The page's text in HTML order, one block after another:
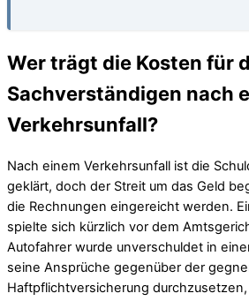
Wer trägt die Kosten für
Sachverständigen nach
Verkehrsunfall?
Nach einem Verkehrsunfall ist die
geklärt, doch der Streit um das Geld
die Rechnungen eingereicht werden.
spielte sich kürzlich vor dem
Autofahrer wurde unverschuldet in
seine Ansprüche gegenüber der
Haftpflichtversicherung